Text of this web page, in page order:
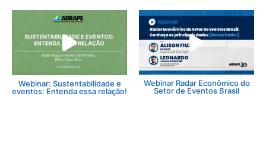
Webinar: Sustentabilidade e
eventos: Entenda essa relação!
Webinar Radar Econômico do
Setor de Eventos Brasil